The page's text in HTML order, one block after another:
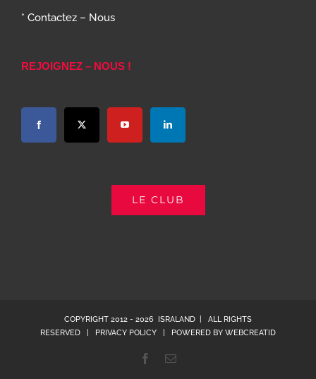
* Contactez – Nous
REJOIGNEZ – NOUS !
LE CLUB
COPYRIGHT 2012 - 2026 ISRALAND | ALL RIGHTS
RESERVED |
PRIVACY POLICY | POWERED BY WEBCREATID
Facebook
Email